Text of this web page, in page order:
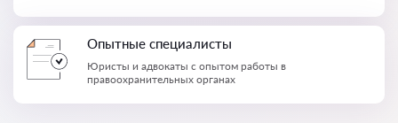
Опытные специалисты
Юристы и адвокаты с опытом работы в
правоохранительных органах